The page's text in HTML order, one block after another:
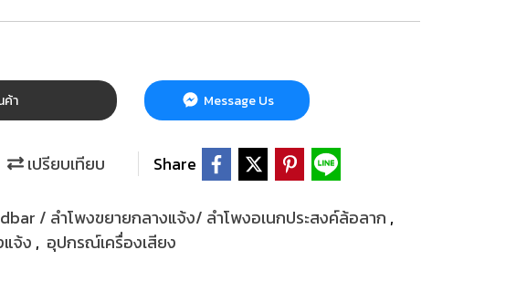
า Message Us
เปรียบเทียบ Share
/ ลำโพงขยายกลางแจ้ง/ ลำโพงอเนกประสงค์ล้อลาก ,
จ้ง , อุปกรณ์เครื่องเสียง